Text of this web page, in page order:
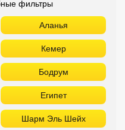
фильтры
Аланья
Кемер
Бодрум
Египет
Шарм Эль Шейх